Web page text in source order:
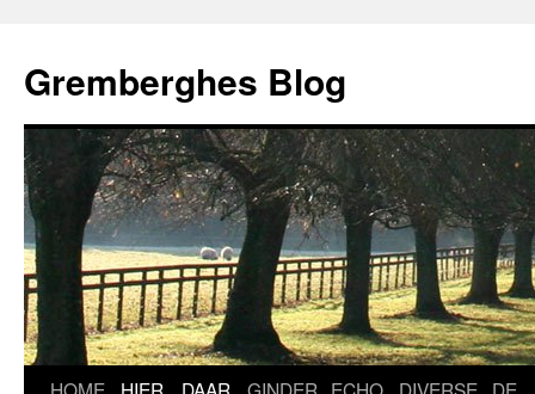
de
inhoud
Gremberghes Blog